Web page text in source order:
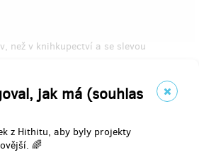
jak má (souhlas
z Hithitu, aby byly projekty
🌈
než v knihkupectví a se slevou